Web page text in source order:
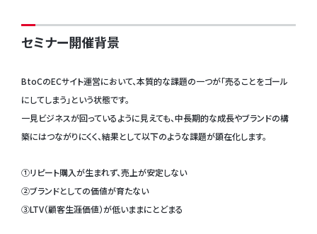
セミナー開催背景
BtoCのECサイト運営において、本質的な課題の一つが「売ることをゴール
にしてしまう」という状態です。
一見ビジネスが回っているように見えても、中長期的な成長やブランドの構
築にはつながりにくく、結果として以下のような課題が顕在化します。
①リピート購入が生まれず、売上が安定しない
②ブランドとしての価値が育たない
③LTV（顧客生涯価値）が低いままにとどまる